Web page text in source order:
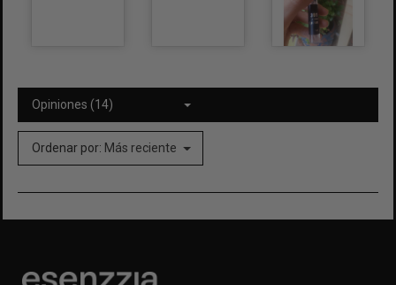
Opiniones (14)
Ordenar por: Más reciente